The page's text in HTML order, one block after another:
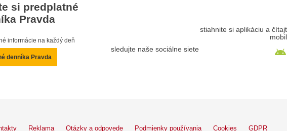
si predplatné
Pravda
informácie na každý deň
denníka Pravda
sledujte naše sociálne siete
stiahnite si aplikáciu a
Reklama Otázky a odpovede Podmienky používania Cookies GDPR